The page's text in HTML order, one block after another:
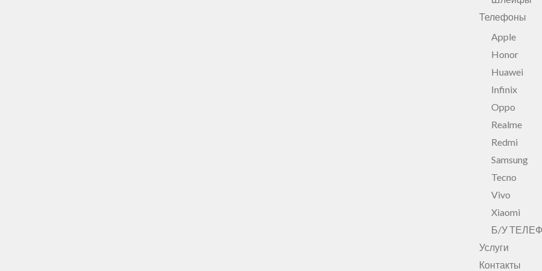
Телефоны
Apple
Honor
Huawei
Infinix
Oppo
Realme
Redmi
Samsung
Tecno
Vivo
Xiaomi
Б/У
Услуги
Контакты